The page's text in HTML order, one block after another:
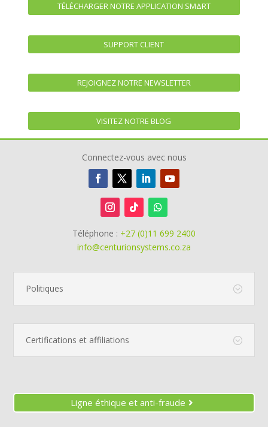
TÉLÉCHARGER NOTRE APPLICATION SMΔRT
SUPPORT CLIENT
REJOIGNEZ NOTRE NEWSLETTER
VISITEZ NOTRE BLOG
Connectez-vous avec nous
Téléphone : +27 (0)11 699 2400
info@centurionsystems.co.za
Politiques
Certifications et affiliations
Ligne éthique et anti-fraude